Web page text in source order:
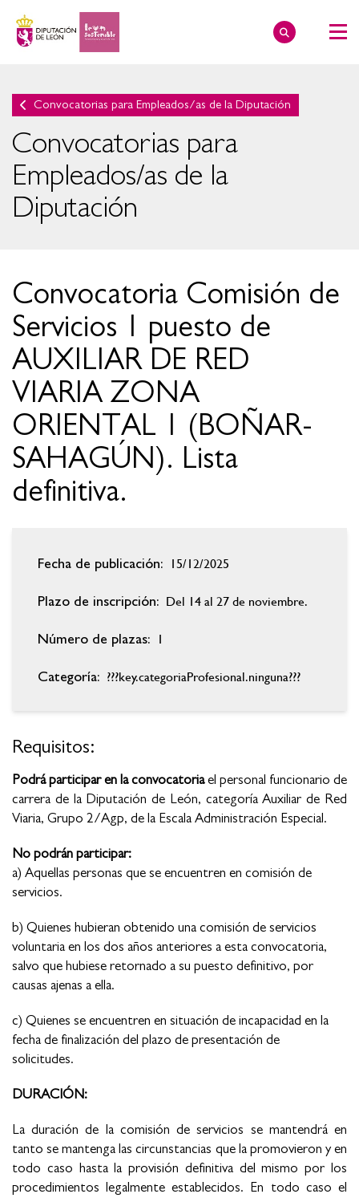
Convocatorias para Empleados/as de la Diputación
Convocatorias para
Empleados/as de la
Diputación
Convocatoria Comisión de
Servicios 1 puesto de
AUXILIAR DE RED
VIARIA ZONA
ORIENTAL 1 (BOÑAR-
SAHAGÚN). Lista
definitiva.
Fecha de publicación: 15/12/2025
Plazo de inscripción: Del 14 al 27 de noviembre.
Número de plazas: 1
Categoría: ???key.categoriaProfesional.ninguna???
Requisitos:
Podrá participar en la convocatoriael personal funcionario de
carrera de la Diputación de León, categoría Auxiliar de Red
Viaria, Grupo 2/Agp, de la Escala Administración Especial.
No podrán participar:
a) Aquellas personas que se encuentren en comisión de
servicios.
b) Quienes hubieran obtenido una comisión de servicios
voluntaria en los dos años anteriores a esta convocatoria,
salvo que hubiese retornado a su puesto definitivo, por
causas ajenas a ella.
c) Quienes se encuentren en situación de incapacidad en la
fecha de finalización del plazo de presentación de
solicitudes.
DURACIÓN:
La duración de la comisión de servicios se mantendrá en
tanto se mantenga las circunstancias que la promovieron y en
todo caso hasta la provisión definitiva del mismo por los
procedimientos legalmente establecidos. En todo caso el